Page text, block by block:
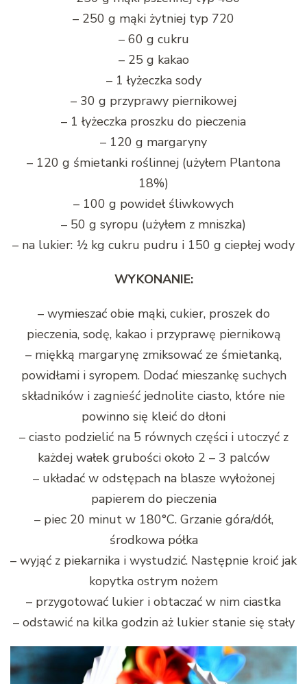
– 250 g mąki żytniej typ 720
– 60 g cukru
– 25 g kakao
– 1 łyżeczka sody
– 30 g przyprawy piernikowej
– 1 łyżeczka proszku do pieczenia
– 120 g margaryny
– 120 g śmietanki roślinnej (użyłem Plantona
18%)
– 100 g powideł śliwkowych
– 50 g syropu (użyłem z mniszka)
– na lukier: ½ kg cukru pudru i 150 g ciepłej wody
WYKONANIE:
– wymieszać obie mąki, cukier, proszek do
pieczenia, sodę, kakao i przyprawę piernikową
– miękką margarynę zmiksować ze śmietanką,
powidłami i syropem. Dodać mieszankę suchych
składników i zagnieść jednolite ciasto, które nie
powinno się kleić do dłoni
– ciasto podzielić na 5 równych części i utoczyć z
każdej wałek grubości około 2 – 3 palców
– układać w odstępach na blasze wyłożonej
papierem do pieczenia
– piec 20 minut w 180°C. Grzanie góra/dół,
środkowa półka
– wyjąć z piekarnika i wystudzić. Następnie kroić jak
kopytka ostrym nożem
– przygotować lukier i obtaczać w nim ciastka
– odstawić na kilka godzin aż lukier stanie się stały